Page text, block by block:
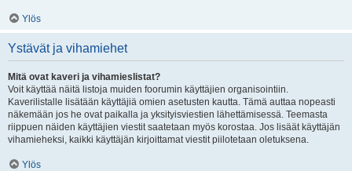
Ylös
Ystävät ja vihamiehet
Mitä ovat kaveri ja vihamieslistat?
Voit käyttää näitä listoja muiden foorumin käyttäjien organisointiin.
Kaverilistalle lisätään käyttäjiä omien asetusten kautta. Tämä auttaa nopeasti
näkemään jos he ovat paikalla ja yksityisviestien lähettämisessä. Teemasta
riippuen näiden käyttäjien viestit saatetaan myös korostaa. Jos lisäät käyttäjän
vihamieheksi, kaikki käyttäjän kirjoittamat viestit piilotetaan oletuksena.
Ylös